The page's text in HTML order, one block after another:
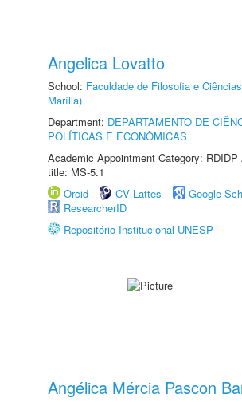
Angelica Lovatto
School: Faculdade de Filosofia e
Marília)
Department: DEPARTAMENTO DE
POLÍTICAS E ECONÔMICAS
Academic Appointment Category: RDIDP
title: MS-5.1
Orcid
CV Lattes
Google
ResearcherID
Repositório Institucional UNESP
Angélica Mércia Pascon